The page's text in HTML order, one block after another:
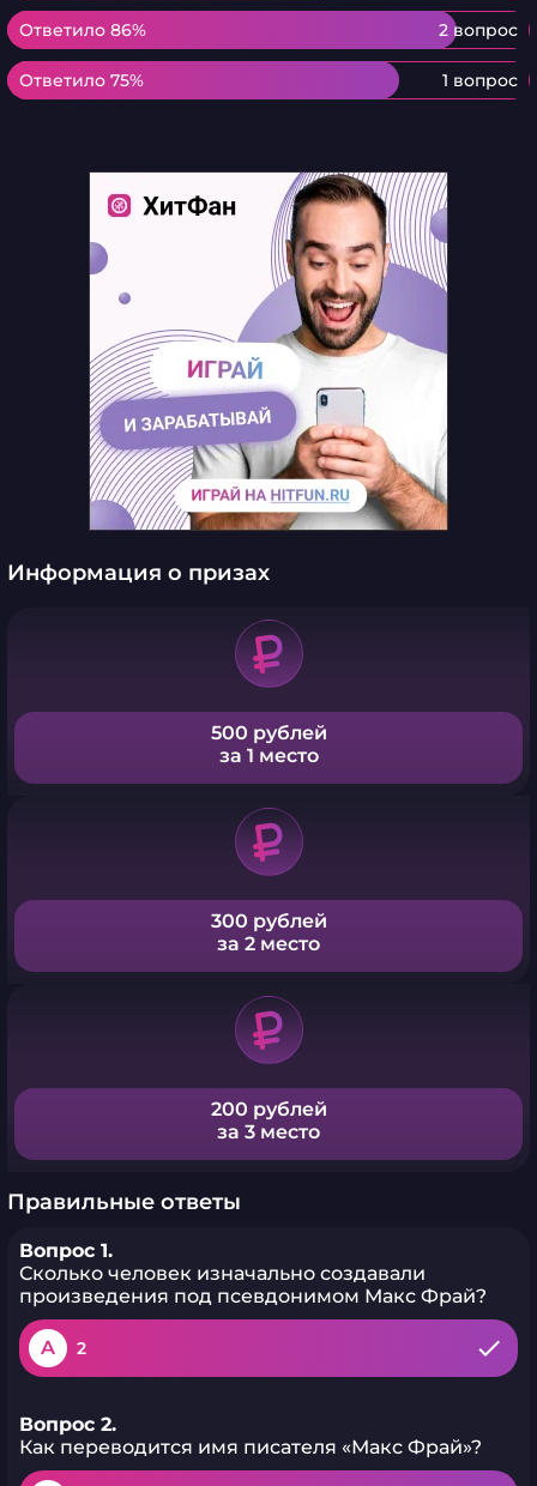
Ответило 86% 2 вопрос
Ответило 86%
Ответило 75% 1 вопрос
Ответило 75%
Информация о призах
500 рублей
за 1 место
300 рублей
за 2 место
200 рублей
за 3 место
Правильные ответы
Вопрос 1.
Сколько человек изначально создавали
произведения под псевдонимом Макс Фрай?
A 2
Вопрос 2.
Как переводится имя писателя «Макс Фрай»?